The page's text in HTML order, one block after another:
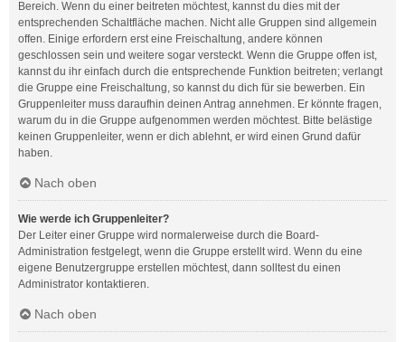
Bereich. Wenn du einer beitreten möchtest, kannst du dies mit der
entsprechenden Schaltfläche machen. Nicht alle Gruppen sind allgemein
offen. Einige erfordern erst eine Freischaltung, andere können
geschlossen sein und weitere sogar versteckt. Wenn die Gruppe offen ist,
kannst du ihr einfach durch die entsprechende Funktion beitreten; verlangt
die Gruppe eine Freischaltung, so kannst du dich für sie bewerben. Ein
Gruppenleiter muss daraufhin deinen Antrag annehmen. Er könnte fragen,
warum du in die Gruppe aufgenommen werden möchtest. Bitte belästige
keinen Gruppenleiter, wenn er dich ablehnt, er wird einen Grund dafür
haben.
Nach oben
Wie werde ich Gruppenleiter?
Der Leiter einer Gruppe wird normalerweise durch die Board-
Administration festgelegt, wenn die Gruppe erstellt wird. Wenn du eine
eigene Benutzergruppe erstellen möchtest, dann solltest du einen
Administrator kontaktieren.
Nach oben